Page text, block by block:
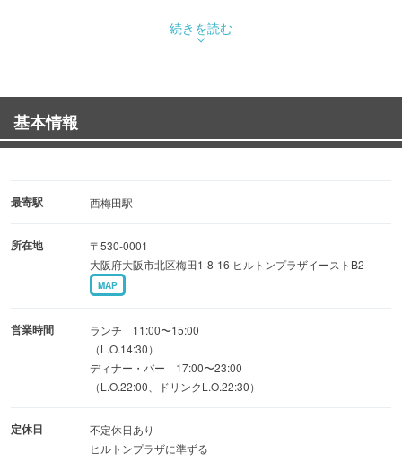
◆コース・記念日・接待・会食に
飲み放題付コースやランチ限定コースをご用意。
※ご予約について
当サイトでは席のみ予約を承っております。
「urakouji.com」よりご予約ください。
続きを読む
基本情報
最寄駅 西梅田駅
所在地
〒530-0001
大阪府大阪市北区梅田1-8-16 ヒルトンプラザイーストB2
MAP
営業時間
ランチ 11:00〜15:00
（L.O.14:30）
ディナー・バー 17:00〜23:00
（L.O.22:00、ドリンクL.O.22:30）
定休日
不定休日あり
ヒルトンプラザに準ずる